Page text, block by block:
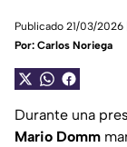
Publicado 21/03/2026
Por: Carlos Noriega
Durante una
Mario Domm